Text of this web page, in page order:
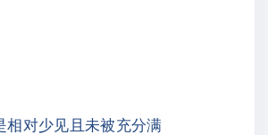
相对少见且未被充分满